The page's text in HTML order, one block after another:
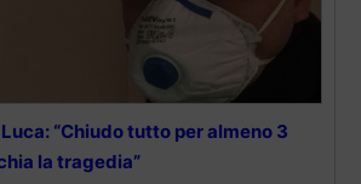
“Chiudo tutto per almeno 3
la tragedia”